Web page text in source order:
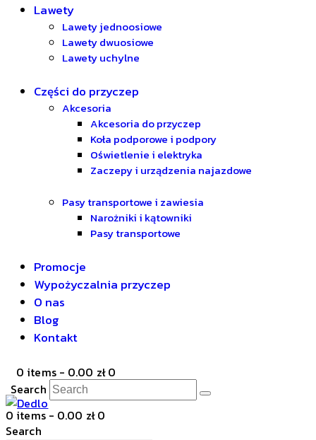
Lawety
Lawety jednoosiowe
Lawety dwuosiowe
Lawety uchylne
Części do przyczep
Akcesoria
Akcesoria do przyczep
Koła podporowe i podpory
Oświetlenie i elektryka
Zaczepy i urządzenia najazdowe
Pasy transportowe i zawiesia
Narożniki i kątowniki
Pasy transportowe
Promocje
Wypożyczalnia przyczep
O nas
Blog
Kontakt
0 items - 0.00 zł 0
Search
0 items - 0.00 zł 0
Search